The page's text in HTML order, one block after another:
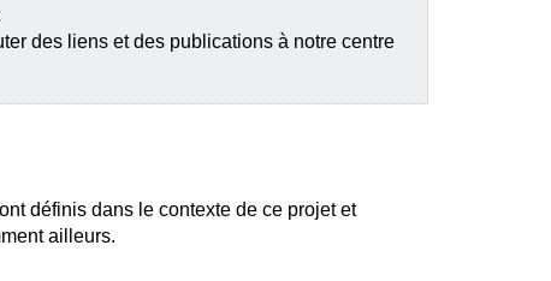
des liens et des publications à notre centre
définis dans le contexte de ce projet et
ailleurs.